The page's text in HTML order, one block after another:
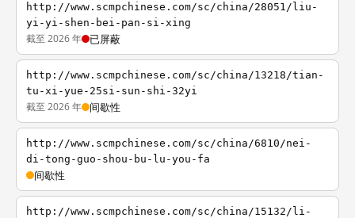
http://www.scmpchinese.com/sc/china/28051/liu-
yi-yi-shen-bei-pan-si-xing
截至 2026 年 已屏蔽
http://www.scmpchinese.com/sc/china/13218/tian-
tu-xi-yue-25si-sun-shi-32yi
截至 2026 年 间歇性
http://www.scmpchinese.com/sc/china/6810/nei-
di-tong-guo-shou-bu-lu-you-fa
间歇性
http://www.scmpchinese.com/sc/china/15132/li-